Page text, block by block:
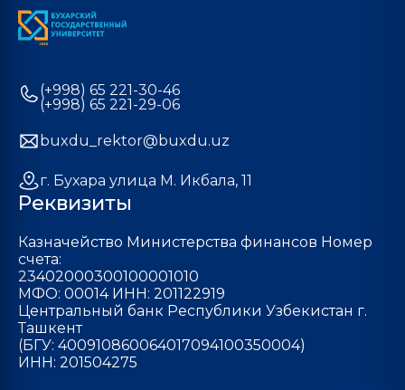
(+998) 65 221-30-46
(+998) 65 221-29-06
buxdu_rektor@buxdu.uz
г. Бухара улица М. Икбала, 11
Реквизиты
Казначейство Министерства финансов Номер
счета:
23402000300100001010
МФО: 00014 ИНН: 201122919
Центральный банк Республики Узбекистан г.
Ташкент
(БГУ: 400910860064017094100350004)
ИНН: 201504275